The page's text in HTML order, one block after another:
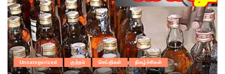
Uncategorized குற்றம் செய்திகள் நிகழ்ச்சிகள்